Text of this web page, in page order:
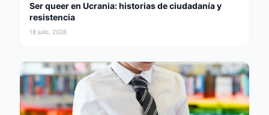
Ser queer en Ucrania: historias de ciudadanía y
resistencia
18 julio, 2026